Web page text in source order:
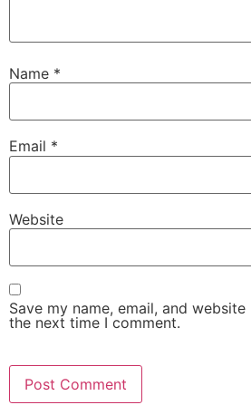
Name *
Email *
Website
Save my name, email, and
the next time I comment.